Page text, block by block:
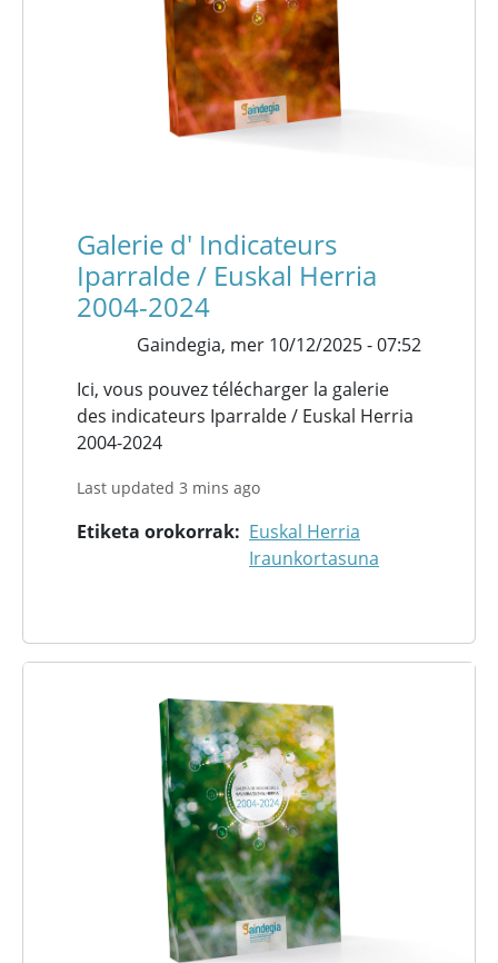
Galerie d' Indicateurs
Iparralde / Euskal Herria
2004-2024
Gaindegia, mer 10/12/2025 - 07:52
Ici, vous pouvez télécharger la galerie
des indicateurs Iparralde / Euskal Herria
2004-2024
Last updated 3 mins ago
Etiketa orokorrak
Euskal Herria
Iraunkortasuna